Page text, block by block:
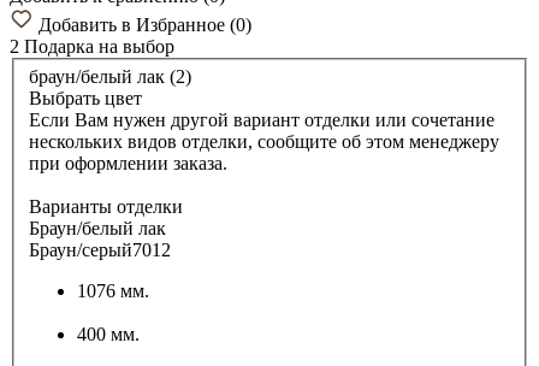
Добавить в Избранное (0)
2 Подарка на выбор
браун/белый лак (2)
Выбрать цвет
Если Вам нужен другой вариант отделки или сочетание
нескольких видов отделки, сообщите об этом менеджеру
при оформлении заказа.
Варианты отделки
Браун/белый лак
Браун/серый7012
1076 мм.
400 мм.